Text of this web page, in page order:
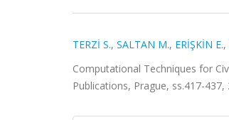
TERZİ S., SALTAN M., ERİŞKİN E.,
Computational Techniques for
Publications, Prague, ss.417-437,